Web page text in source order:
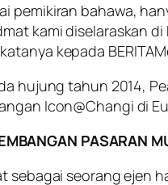
pemikiran bahawa,
kami diselaraskan
kepada
hujung tahun 2014,
Icon@Changi di
PASARAN
sebagai seorang ejen